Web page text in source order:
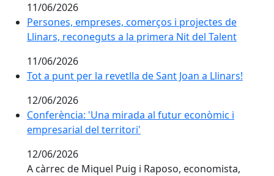
11/06/2026
Persones, empreses, comerços i projectes de
Persones, empreses, comerços i projectes de
Llinars, reconeguts a la primera Nit del Talent
11/06/2026
Tot a punt per la revetlla de Sant Joan a Llinars!
Tot a punt per la revetlla de Sant Joan a Llinars!
12/06/2026
Conferència: 'Una mirada al futur econòmic i
Conferència: 'Una mirada al futur econòmic i
empresarial del territori'
12/06/2026
A càrrec de Miquel Puig i Raposo, economista,